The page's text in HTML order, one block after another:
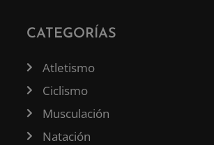
CATEGORÍAS
Atletismo
Ciclismo
Musculación
Natación